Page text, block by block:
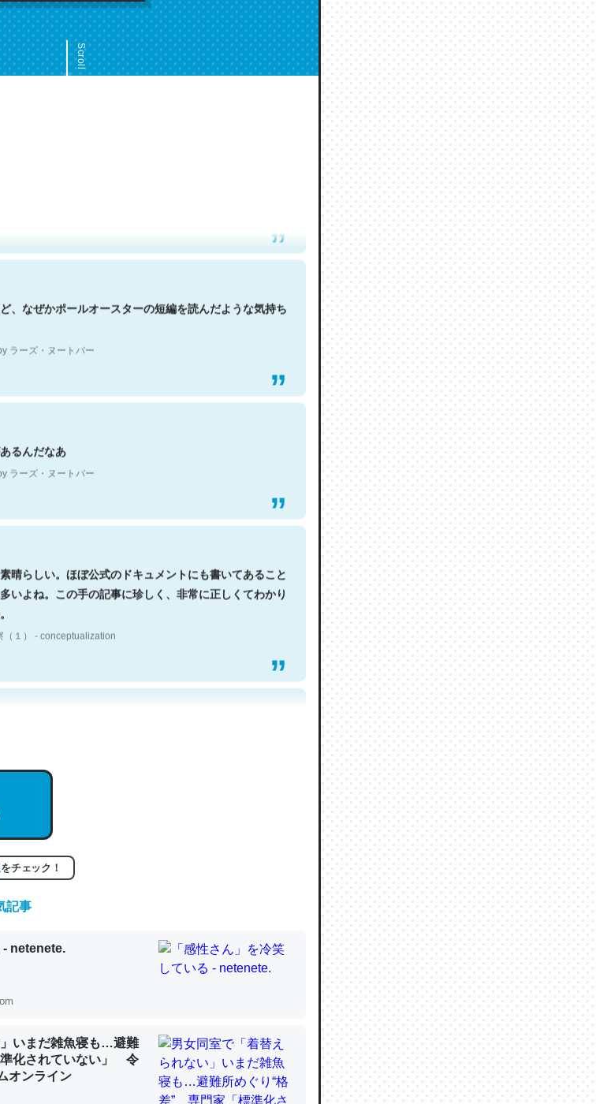
Scroll
なんだろうなと凄く思う。英語少しでも読める人は原文
。Let’s Fucking Go. Then Covid hit. Shit.
、なぜかポールオースターの短編を読んだような気持ち
ラーズ・ヌートバー
るんだなあ
ラーズ・ヌートバー
晴らしい。ほぼ公式のドキュメントにも書いてあること
いよね。この手の記事に珍しく、非常に正しくてわかり
１） - conceptualization
と英語小説100ページ分くらい。小説でいう「ずっと前
期記憶というには多い分量。進化すればするほど分かり
題＝「昆虫はなぜ海にいないのか」に関する新仮説
チェック！
記事
- netenete.
いまだ雑魚寝も…避難
化されていない」 令
オンライン